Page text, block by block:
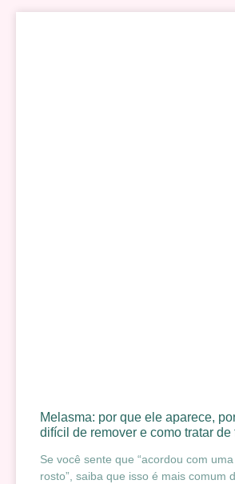
Melasma: por que ele aparece,
difícil de remover e como tratar de
Se você sente que “acordou com
rosto”, saiba que isso é mais comum